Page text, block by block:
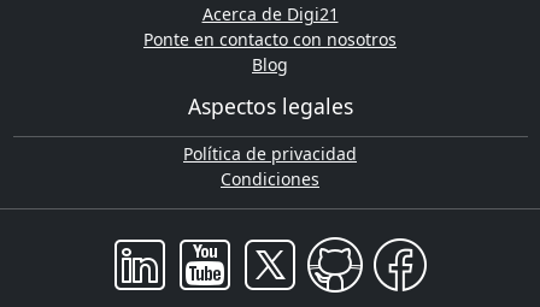
Acerca de Digi21
Ponte en contacto con nosotros
Blog
Aspectos legales
Política de privacidad
Condiciones